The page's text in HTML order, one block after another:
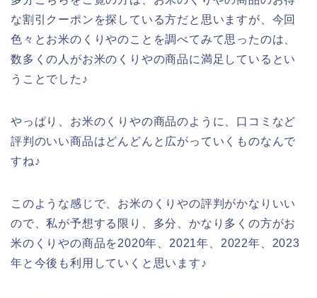
な割引クーポンを探している方だと思いますが、今回
色々とお米のくりやのことを調べてみて思ったのは、
数多くの人がお米のくりやの商品に満足しているとい
うことでした♪
やっぱり、お米のくりやの商品のように、口コミなど
評判のいい商品はどんどんと広がっていくものなんで
すね♪
このような感じで、お米のくりやの評判がかなりいい
ので、私が予想する限り、多分、かなり多くの方がお
米のくりやの商品を2020年、2021年、2022年、2023
年と今後も利用していくと思います♪